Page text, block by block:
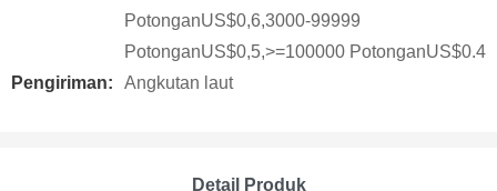
PotonganUS$0,6,3000-99999
PotonganUS$0,5,>=100000 PotonganUS$0.4
Pengiriman:
Angkutan laut
Detail Produk